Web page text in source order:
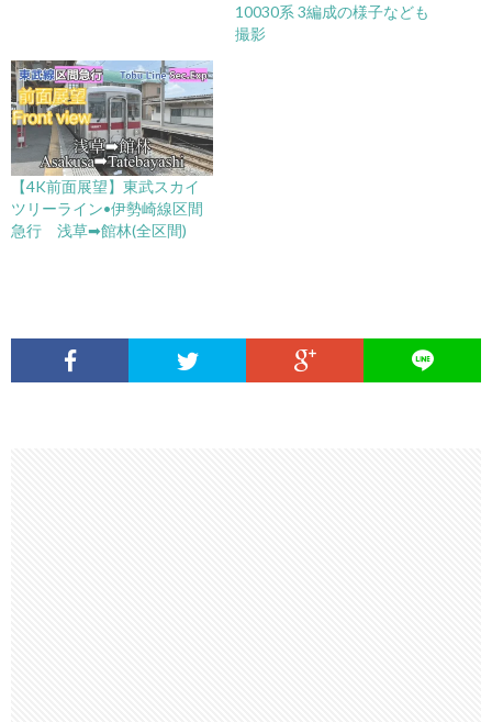
10030系 3編成の様子なども
撮影
【4K前面展望】東武スカイ
ツリーライン•伊勢崎線区間
急行 浅草➡︎館林(全区間)